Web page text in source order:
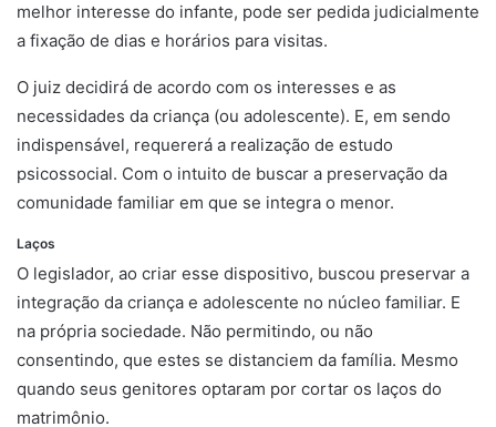
melhor interesse do infante, pode ser pedida judicialmente
a fixação de dias e horários para visitas.
O juiz decidirá de acordo com os interesses e as
necessidades da criança (ou adolescente). E, em sendo
indispensável, requererá a realização de estudo
psicossocial. Com o intuito de buscar a preservação da
comunidade familiar em que se integra o menor.
Laços
O legislador, ao criar esse dispositivo, buscou preservar a
integração da criança e adolescente no núcleo familiar. E
na própria sociedade. Não permitindo, ou não
consentindo, que estes se distanciem da família. Mesmo
quando seus genitores optaram por cortar os laços do
matrimônio.